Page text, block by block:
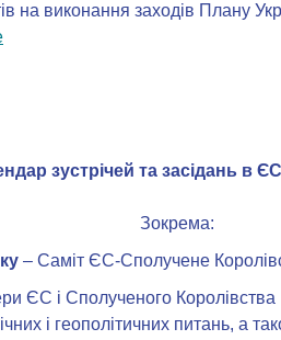
на виконання заходів Плану
зустрічей та засідань в ЄС
Зокрема:
– Саміт ЄС-Сполучене
ЄС і Сполученого Королівства
і геополітичних питань, а